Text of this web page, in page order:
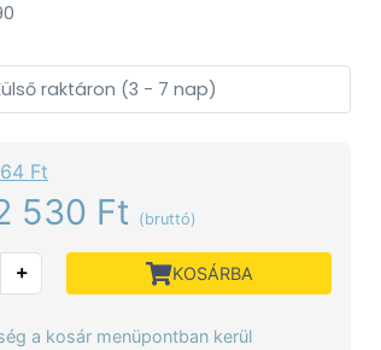
raktáron (3 - 7 nap)
Ft
530 Ft (bruttó)
KOSÁRBA
a kosár menüpontban kerül